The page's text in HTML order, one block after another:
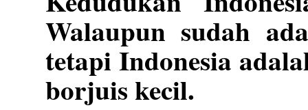
Walaupun sudah
tetapi Indonesia
borjuis kecil.